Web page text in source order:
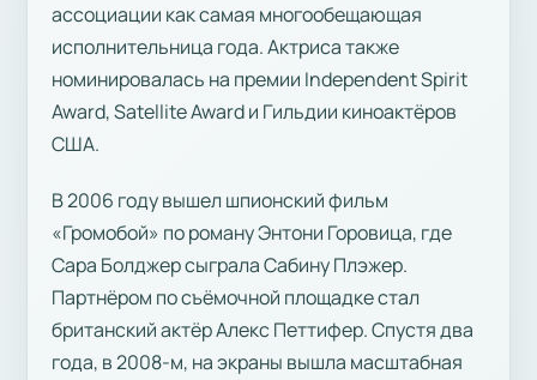
ассоциации как самая многообещающая
исполнительница года. Актриса также
номинировалась на премии Independent Spirit
Award, Satellite Award и Гильдии киноактёров
США.
В 2006 году вышел шпионский фильм
«Громобой» по роману Энтони Горовица, где
Сара Болджер сыграла Сабину Плэжер.
Партнёром по съёмочной площадке стал
британский актёр Алекс Петтифер. Спустя два
года, в 2008-м, на экраны вышла масштабная